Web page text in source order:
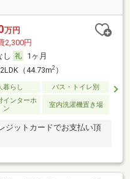
万円
2,300円
し
1ヶ月
（44.73m2）
暮らし バス・トイレ別
インターホ
ン
室内洗濯機置き場
ジットカードでお支払い頂